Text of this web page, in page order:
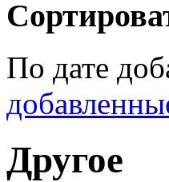
По дате
Другое